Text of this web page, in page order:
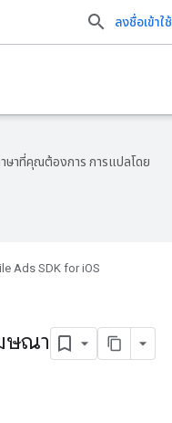
ลงชื่อเข้าใช้
าษาที่คุณต้องการ การแปลโดย
Ads SDK for iOS
ษณา